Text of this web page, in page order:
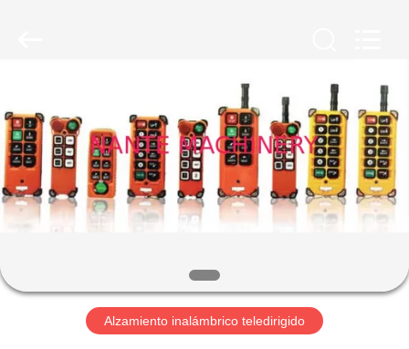
PRODUCTOS
SOBRE
VISITA
Alzamiento inalámbrico teledirigido